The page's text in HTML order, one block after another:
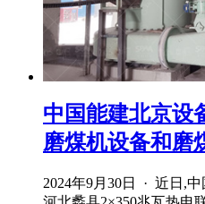
中国能建北京设
磨煤机设备和磨
2024年9月30日 · 近日,